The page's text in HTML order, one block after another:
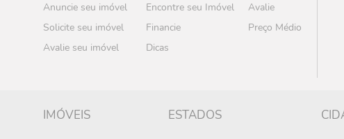
Anuncie seu imóvel Encontre seu Imóvel
Avalie
Solicite seu imóvel
Financie
Preço Médio
Avalie seu imóvel
Dicas
IMÓVEIS ESTADOS